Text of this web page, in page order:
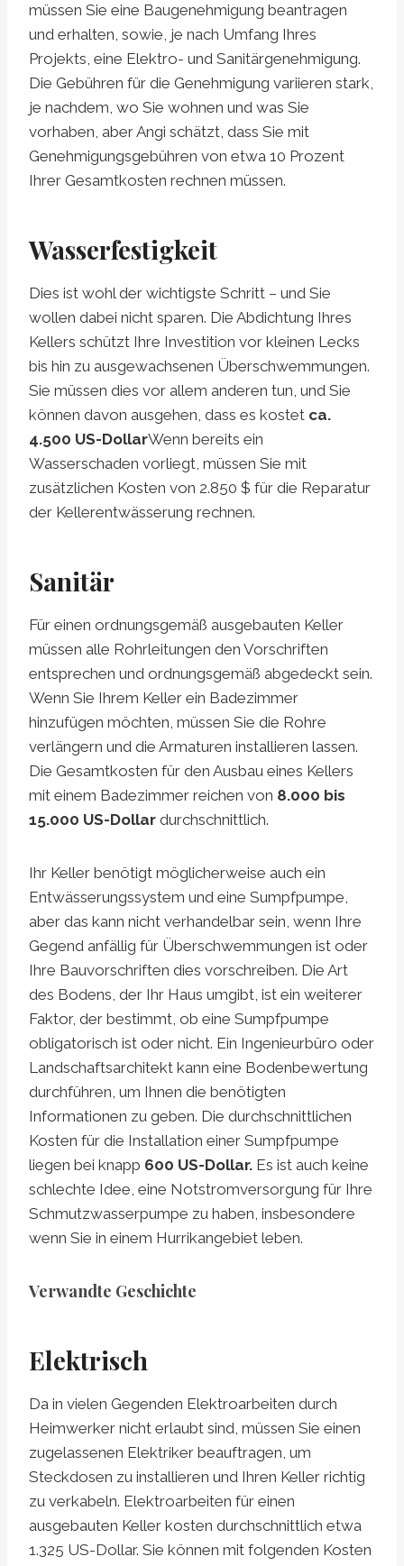
müssen Sie eine Baugenehmigung beantragen
und erhalten, sowie, je nach Umfang Ihres
Projekts, eine Elektro- und Sanitärgenehmigung.
Die Gebühren für die Genehmigung variieren stark,
je nachdem, wo Sie wohnen und was Sie
vorhaben, aber Angi schätzt, dass Sie mit
Genehmigungsgebühren von etwa 10 Prozent
Ihrer Gesamtkosten rechnen müssen.
Wasserfestigkeit
Dies ist wohl der wichtigste Schritt – und Sie
wollen dabei nicht sparen. Die Abdichtung Ihres
Kellers schützt Ihre Investition vor kleinen Lecks
bis hin zu ausgewachsenen Überschwemmungen.
Sie müssen dies vor allem anderen tun, und Sie
können davon ausgehen, dass es kostet ca.
4.500 US-DollarWenn bereits ein
Wasserschaden vorliegt, müssen Sie mit
zusätzlichen Kosten von 2.850 $ für die Reparatur
der Kellerentwässerung rechnen.
Sanitär
Für einen ordnungsgemäß ausgebauten Keller
müssen alle Rohrleitungen den Vorschriften
entsprechen und ordnungsgemäß abgedeckt sein.
Wenn Sie Ihrem Keller ein Badezimmer
hinzufügen möchten, müssen Sie die Rohre
verlängern und die Armaturen installieren lassen.
Die Gesamtkosten für den Ausbau eines Kellers
mit einem Badezimmer reichen von 8.000 bis
15.000 US-Dollar durchschnittlich.
Ihr Keller benötigt möglicherweise auch ein
Entwässerungssystem und eine Sumpfpumpe,
aber das kann nicht verhandelbar sein, wenn Ihre
Gegend anfällig für Überschwemmungen ist oder
Ihre Bauvorschriften dies vorschreiben. Die Art
des Bodens, der Ihr Haus umgibt, ist ein weiterer
Faktor, der bestimmt, ob eine Sumpfpumpe
obligatorisch ist oder nicht. Ein Ingenieurbüro oder
Landschaftsarchitekt kann eine Bodenbewertung
durchführen, um Ihnen die benötigten
Informationen zu geben. Die durchschnittlichen
Kosten für die Installation einer Sumpfpumpe
liegen bei knapp 600 US-Dollar. Es ist auch keine
schlechte Idee, eine Notstromversorgung für Ihre
Schmutzwasserpumpe zu haben, insbesondere
wenn Sie in einem Hurrikangebiet leben.
Verwandte Geschichte
Elektrisch
Da in vielen Gegenden Elektroarbeiten durch
Heimwerker nicht erlaubt sind, müssen Sie einen
zugelassenen Elektriker beauftragen, um
Steckdosen zu installieren und Ihren Keller richtig
zu verkabeln. Elektroarbeiten für einen
ausgebauten Keller kosten durchschnittlich etwa
1.325 US-Dollar. Sie können mit folgenden Kosten